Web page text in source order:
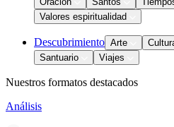
Valores espiritualidad
Descubrimiento Arte
Santuario
Viajes
Nuestros formatos destacados
Análisis